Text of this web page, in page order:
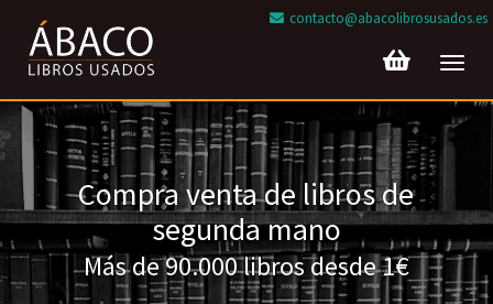
contacto@abacolibrosusados.es
Compra venta de libros de
segunda mano
Más de 90.000 libros desde 1€